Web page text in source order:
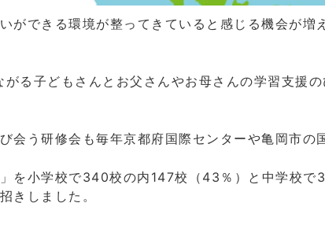
ができる環境が整ってきていると感じる機会が増
る子どもさんとお父さんやお母さんの学習支援
会う研修会も毎年京都府国際センターや亀岡市の
を小学校で340校の内147校（43％）と中学校
きしました。